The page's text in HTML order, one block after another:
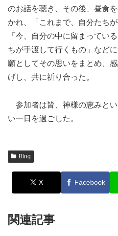
のお話を聴き、その後、昼食
かれ、「これまで、自分たち
「今、自分の中に留まってい
ちが手渡して行くもの」など
願としてその思いをまとめ、
げし、共に祈り合った。
参加者は皆、神様の恵みと
い一日を過ごした。
Blog
X Facebook
関連記事